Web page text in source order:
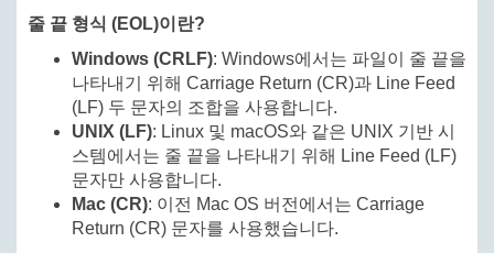
줄 끝 형식 (EOL)이란?
Windows (CRLF): Windows에서는 파일이 줄 끝을
나타내기 위해 Carriage Return (CR)과 Line Feed
(LF) 두 문자의 조합을 사용합니다.
UNIX (LF): Linux 및 macOS와 같은 UNIX 기반 시
스템에서는 줄 끝을 나타내기 위해 Line Feed (LF)
문자만 사용합니다.
Mac (CR): 이전 Mac OS 버전에서는 Carriage
Return (CR) 문자를 사용했습니다.